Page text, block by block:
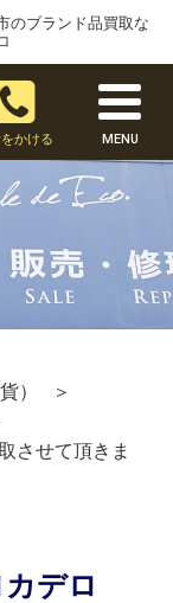
のブランド品買取な
かける MENU
）
＞
させて頂きま
デロ